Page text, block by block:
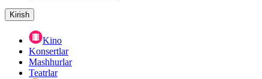
Kirish
Kino
Konsertlar
Mashhurlar
Teatrlar